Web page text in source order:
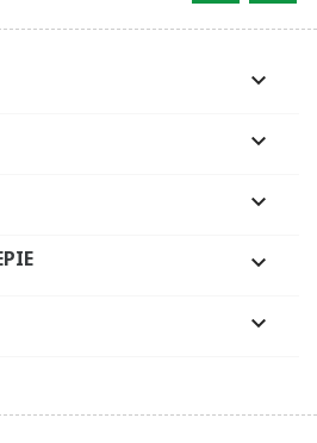




